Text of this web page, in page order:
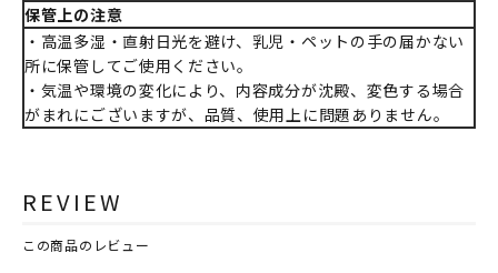
保管上の注意
・高温多湿・直射日光を避け、乳児・ペットの手の届かない
所に保管してご使用ください。
・気温や環境の変化により、内容成分が沈殿、変色する場合
がまれにございますが、品質、使用上に問題ありません。
REVIEW
この商品のレビュー